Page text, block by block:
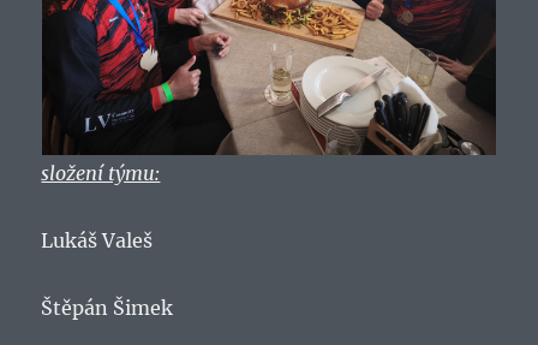
složení týmu:
Lukáš Valeš
Štěpán Šimek